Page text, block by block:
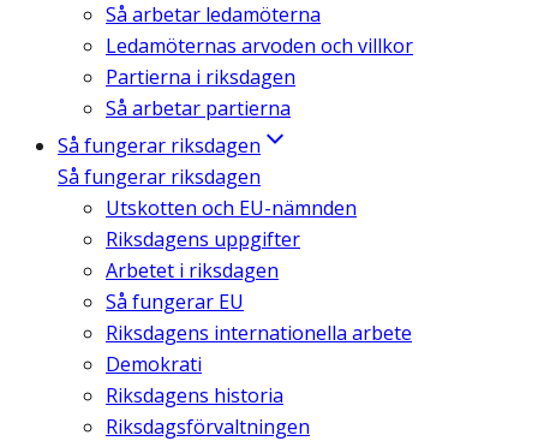
Så arbetar ledamöterna
Ledamöternas arvoden och villkor
Partierna i riksdagen
Så arbetar partierna
Så fungerar riksdagen
Så fungerar riksdagen
Utskotten och EU-nämnden
Riksdagens uppgifter
Arbetet i riksdagen
Så fungerar EU
Riksdagens internationella arbete
Demokrati
Riksdagens historia
Riksdagsförvaltningen